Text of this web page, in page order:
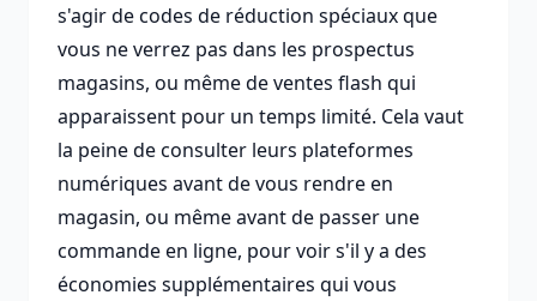
s'agir de codes de réduction spéciaux que
vous ne verrez pas dans les prospectus
magasins, ou même de ventes flash qui
apparaissent pour un temps limité. Cela vaut
la peine de consulter leurs plateformes
numériques avant de vous rendre en
magasin, ou même avant de passer une
commande en ligne, pour voir s'il y a des
économies supplémentaires qui vous